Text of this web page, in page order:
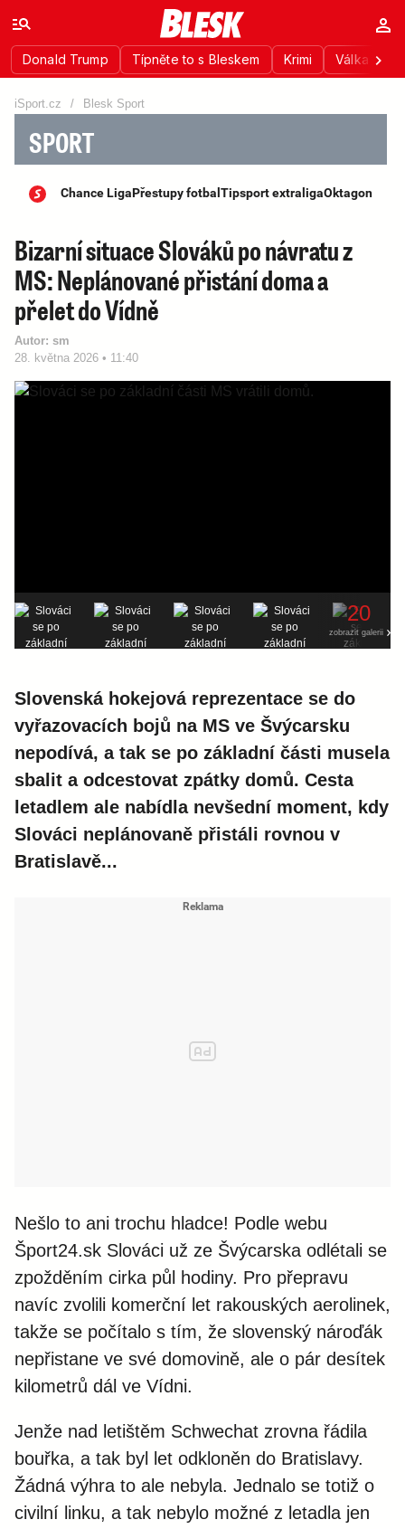
Donald Trump Típněte to s Bleskem Krimi Válka na
SPORT
Chance LigaPřestupy fotbal Tipsport extraligaOktagon
iSport.cz / Blesk Sport
28. května 2026 • 11:40
Bizarní situace Slováků po návratu z
MS: Neplánované přistání doma a
přelet do Vídně
Autor: sm
20
zobrazit galerii
Slovenská hokejová reprezentace se do
vyřazovacích bojů na MS ve Švýcarsku
nepodívá, a tak se po základní části musela
sbalit a odcestovat zpátky domů. Cesta
letadlem ale nabídla nevšední moment, kdy
Slováci neplánovaně přistáli rovnou v
Bratislavě...
Nešlo to ani trochu hladce! Podle webu
Šport24.sk Slováci už ze Švýcarska odlétali se
zpožděním cirka půl hodiny. Pro přepravu
navíc zvolili komerční let rakouských aerolinek,
takže se počítalo s tím, že slovenský nároďák
nepřistane ve své domovině, ale o pár desítek
kilometrů dál ve Vídni.
Jenže nad letištěm Schwechat zrovna řádila
bouřka, a tak byl let odkloněn do Bratislavy.
Žádná výhra to ale nebyla. Jednalo se totiž o
civilní linku, a tak nebylo možné z letadla jen